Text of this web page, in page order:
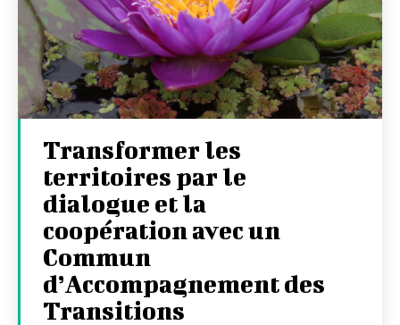
Transformer les
territoires par le
dialogue et la
coopération avec un
Commun
d’Accompagnement des
Transitions